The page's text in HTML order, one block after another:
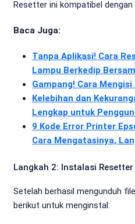
Resetter ini kompatibel
Baca Juga:
Tanpa Aplikasi! Cara
Lampu Berkedip
Gampang! Cara
Kelebihan dan
Lengkap untuk
9 Kode Error Printer
Cara Mengatasinya,
Langkah 2: Instalasi Resetter
Setelah berhasil mengunduh
berikut untuk menginstal: